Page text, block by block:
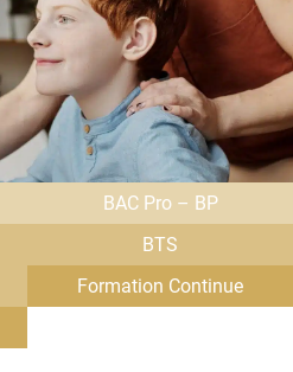
BAC Pro – BP
BTS
Formation Continue